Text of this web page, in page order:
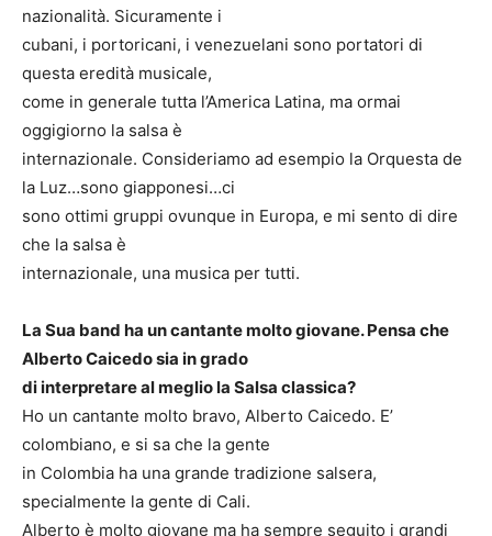
nazionalità. Sicuramente i
cubani, i portoricani, i venezuelani sono portatori di
questa eredità musicale,
come in generale tutta l’America Latina, ma ormai
oggigiorno la salsa è
internazionale. Consideriamo ad esempio la Orquesta de
la Luz…sono giapponesi…ci
sono ottimi gruppi ovunque in Europa, e mi sento di dire
che la salsa è
internazionale, una musica per tutti.
La Sua band ha un cantante molto giovane. Pensa che
Alberto Caicedo sia in grado
di interpretare al meglio la Salsa classica?
Ho un cantante molto bravo, Alberto Caicedo. E’
colombiano, e si sa che la gente
in Colombia ha una grande tradizione salsera,
specialmente la gente di Cali.
Alberto è molto giovane ma ha sempre seguito i grandi